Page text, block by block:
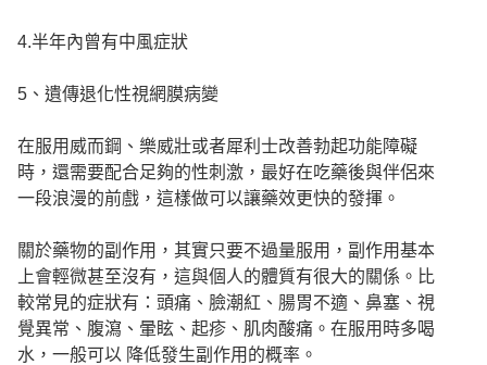
4.半年內曾有中風症狀
5、遺傳退化性視網膜病變
在服用威而鋼、樂威壯或者犀利士改善勃起功能障礙
時，還需要配合足夠的性刺激，最好在吃藥後與伴侶來
一段浪漫的前戲，這樣做可以讓藥效更快的發揮。
關於藥物的副作用，其實只要不過量服用，副作用基本
上會輕微甚至沒有，這與個人的體質有很大的關係。比
較常見的症狀有：頭痛、臉潮紅、腸胃不適、鼻塞、視
覺異常、腹瀉、暈眩、起疹、肌肉酸痛。在服用時多喝
水，一般可以 降低發生副作用的概率。